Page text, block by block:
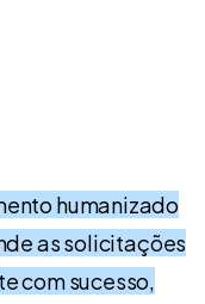
humanizado
as solicitações
com sucesso,